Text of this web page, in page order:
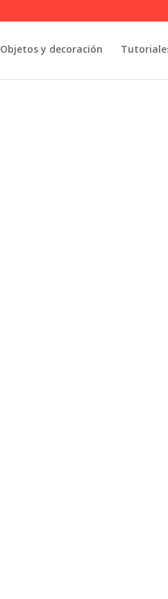
Objetos y decoración